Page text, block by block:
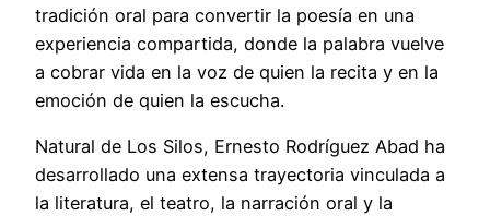
tradición oral para convertir la poesía en una
experiencia compartida, donde la palabra vuelve
a cobrar vida en la voz de quien la recita y en la
emoción de quien la escucha.
Natural de Los Silos, Ernesto Rodríguez Abad ha
desarrollado una extensa trayectoria vinculada a
la literatura, el teatro, la narración oral y la